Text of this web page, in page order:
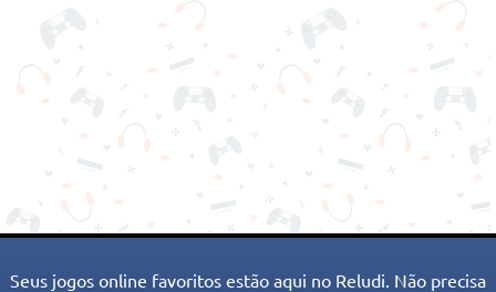
Seus jogos online favoritos estão aqui no Reludi. Não precisa